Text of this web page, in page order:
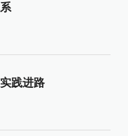
践进路